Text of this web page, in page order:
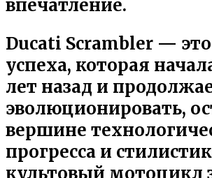
впечатление.
Ducati Scrambler —
успеха, которая
лет назад и
эволюционировать,
вершине
прогресса и
культовый мотоцикл